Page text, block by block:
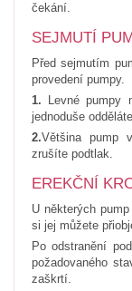
čekání.
SEJMUTÍ
Před sejmutím
provedení pumpy.
1. Levné pumpy
jednoduše
2.Většina pump
zrušíte podtlak.
EREKČNÍ
U některých
si jej můžete
Po odstranění
požadovaného
zaškrtí.